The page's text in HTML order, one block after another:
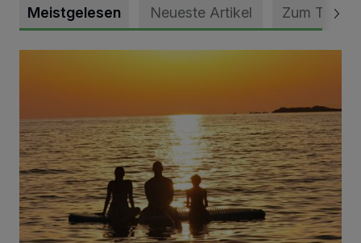
Meistgelesen Neueste Artikel Zum Thema
Die schönsten Sommermomente gesucht